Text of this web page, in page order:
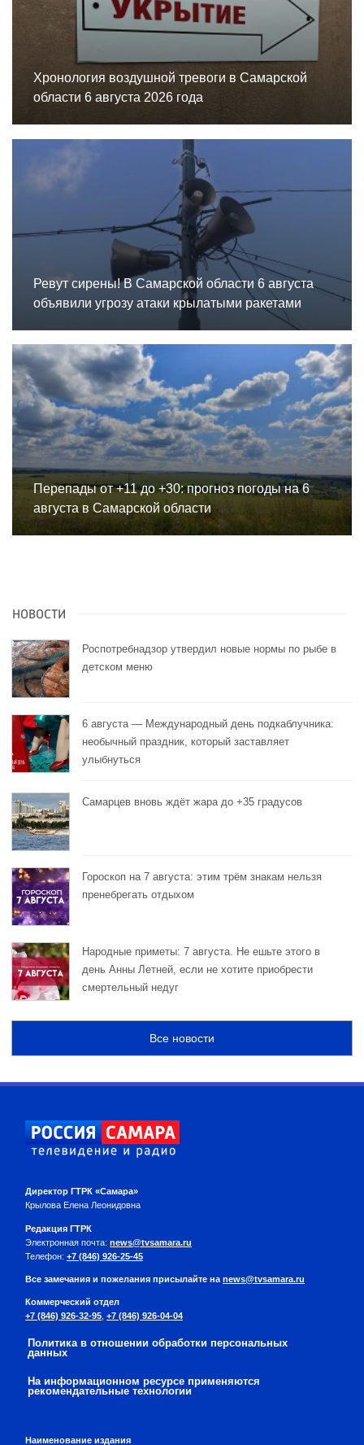
Хронология воздушной тревоги в Самарской
области 6 августа 2026 года
Ревут сирены! В Самарской области 6 августа
объявили угрозу атаки крылатыми ракетами
Перепады от +11 до +30: прогноз погоды на 6
августа в Самарской области
НОВОСТИ
Роспотребнадзор утвердил новые нормы по рыбе в
детском меню
6 августа — Международный день подкаблучника:
необычный праздник, который заставляет
улыбнуться
Самарцев вновь ждёт жара до +35 градусов
Гороскоп на 7 августа: этим трём знакам нельзя
пренебрегать отдыхом
Народные приметы: 7 августа. Не ешьте этого в
день Анны Летней, если не хотите приобрести
смертельный недуг
Все новости
Директор ГТРК «Самара»
Крылова Елена Леонидовна
Редакция ГТРК
Электронная почта: news@tvsamara.ru
Телефон: +7 (846) 926-25-45
Все замечания и пожелания присылайте на news@tvsamara.ru
Коммерческий отдел
+7 (846) 926-32-95 +7 (846) 926-04-04
Политика в отношении обработки персональных
данных
На информационном ресурсе применяются
рекомендательные технологии
Наименование издания